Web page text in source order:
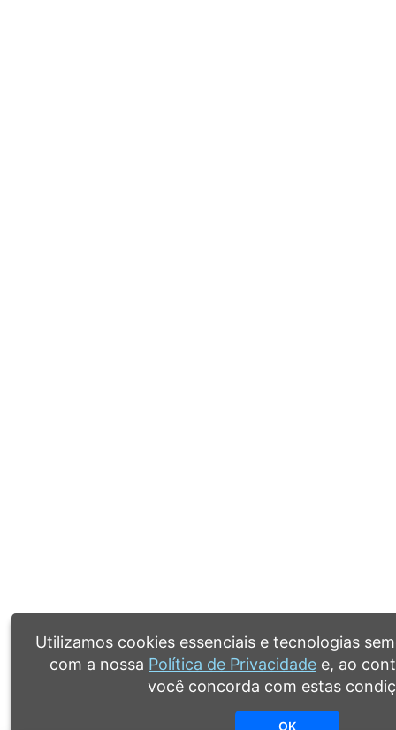
Utilizamos cookies essenciais e tecnologias
com a nossa Política de Privacidadee, ao
você concorda com estas
OK